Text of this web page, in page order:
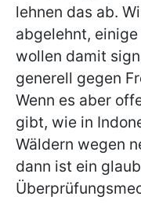
lehnen das ab.
abgelehnt,
wollen damit
generell gegen
Wenn es aber
gibt, wie in
Wäldern wegen
dann ist ein